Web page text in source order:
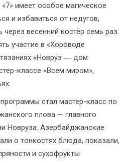
имеет особое магическое
и избавиться от недугов,
весенний костёр семь раз.
участие в «Хороводе
«Новруз ― дом
классе «Всем миром»,
стал мастер-класс по
плова — главного
Новруза. Азербайджанские
о тонкостях блюда, показали,
и сухофрукты